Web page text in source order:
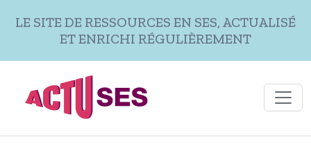
LE SITE DE RESSOURCES EN SES, ACTUALISÉ
ET ENRICHI RÉGULIÈREMENT